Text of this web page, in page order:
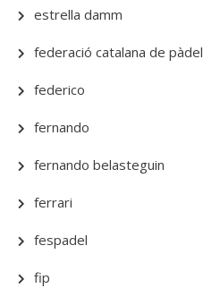
estrella damm
federació catalana de pàdel
federico
fernando
fernando belasteguin
ferrari
fespadel
fip